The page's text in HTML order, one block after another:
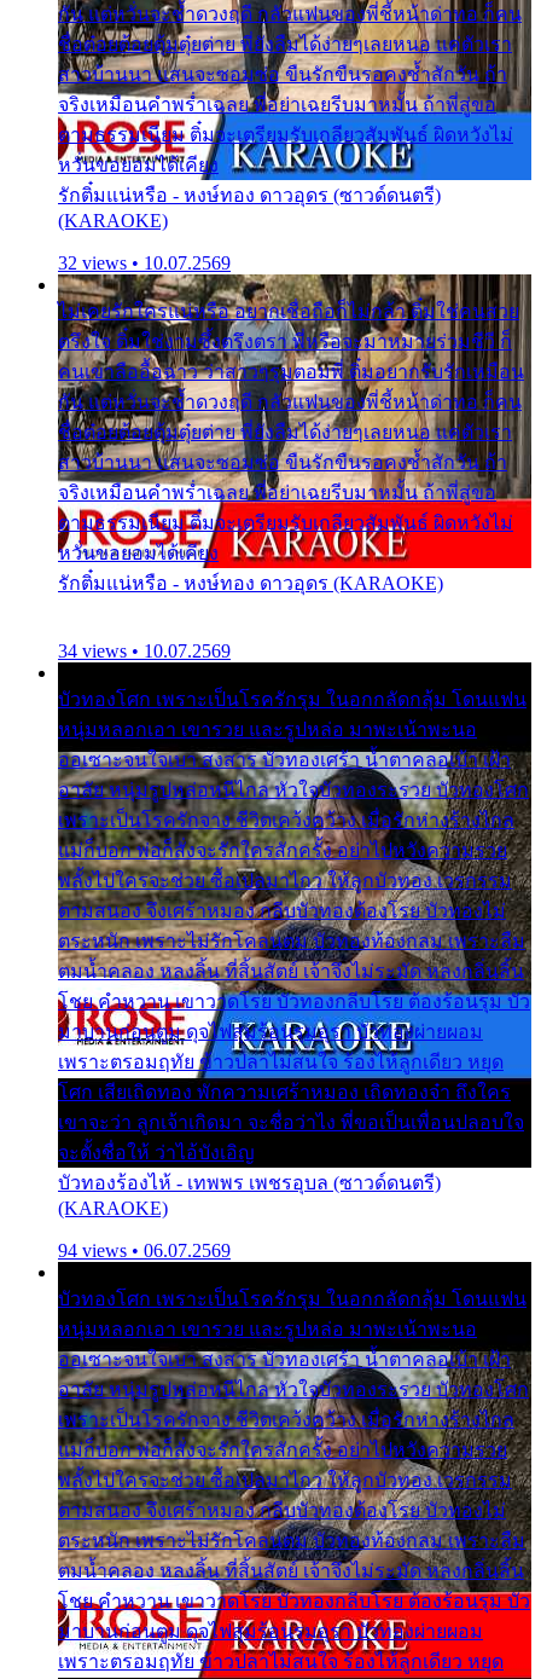
กัน แต่หวั่นจะช้ำดวงฤดี กลัวแฟนของพี่ชี้หน้าด่าทอ ก็คน
ชื่อต๋อยต้อยตุ้มตุ๋ยต่าย พี่ยังลืมได้ง่ายๆเลยหนอ แค่ตัวเรา
สาวบ้านนา แสนจะซอมซ่อ ขืนรักขืนรอคงช้ำสักวัน ถ้า
จริงเหมือนคำพร่ำเฉลย พี่อย่าเฉยรีบมาหมั้น ถ้าพี่สู่ขอ
ตามธรรมเนียม ติ๋มจะเตรียมรับเกลียวสัมพันธ์ ผิดหวังไม่
หวั่นขอยอมได้เคียง
รักติ๋มแน่หรือ - หงษ์ทอง ดาวอุดร (ซาวด์ดนตรี)
(KARAOKE)
32 views • 10.07.2569
ไม่เคยรักใครแน่หรือ อยากเชื่อถือก็ไม่กล้า ติ๋มใช่คนสวย
ตรึงใจ ติ๋มใช่งามซึ้งตรึงตรา พี่หรือจะมาหมายร่วมชีวี ก็
คนเขาลืออื้อฉาว ว่าสาวๆรุมตอมพี่ ติ๋มอยากรับรักเหมือน
กัน แต่หวั่นจะช้ำดวงฤดี กลัวแฟนของพี่ชี้หน้าด่าทอ ก็คน
ชื่อต๋อยต้อยตุ้มตุ๋ยต่าย พี่ยังลืมได้ง่ายๆเลยหนอ แค่ตัวเรา
สาวบ้านนา แสนจะซอมซ่อ ขืนรักขืนรอคงช้ำสักวัน ถ้า
จริงเหมือนคำพร่ำเฉลย พี่อย่าเฉยรีบมาหมั้น ถ้าพี่สู่ขอ
ตามธรรมเนียม ติ๋มจะเตรียมรับเกลียวสัมพันธ์ ผิดหวังไม่
หวั่นขอยอมได้เคียง
รักติ๋มแน่หรือ - หงษ์ทอง ดาวอุดร (KARAOKE)
34 views • 10.07.2569
บัวทองโศก เพราะเป็นโรครักรุม ในอกกลัดกลุ้ม โดนแฟน
หนุ่มหลอกเอา เขารวย และรูปหล่อ มาพะเน้าพะนอ
ออเซาะจนใจเบา สงสาร บัวทองเศร้า น้ำตาคลอเบ้า เฝ้า
อาลัย หนุ่มรูปหล่อหนีไกล หัวใจบัวทองระรวย บัวทองโศก
เพราะเป็นโรครักจาง ชีวิตเคว้งคว้าง เมื่อรักห่างร้างไกล
แม่ก็บอก พ่อก็สั่งจะรักใครสักครั้ง อย่าไปหวังความรวย
พลั้งไปใครจะช่วย ซื้อเปลมาไกว ให้ลูกบัวทอง เวรกรรม
ตามสนอง จึงเศร้าหมอง กลีบบัวทองต้องโรย บัวทองไม่
ตระหนัก เพราะไม่รักโคลนตม บัวทองท้องกลม เพราะลืม
ตมน้ำคลอง หลงลิ้น ที่สิ้นสัตย์ เจ้าจึงไม่ระมัด หลงกลิ่นลิ้น
โชย คำหวาน เขาวาดโรย บัวทองกลีบโรย ต้องร้อนรุม บัว
มาบานก่อนตูม ดุจไฟสุมร้อนรุมอุรา บัวทองผ่ายผอม
เพราะตรอมฤทัย ข้าวปลาไม่สนใจ ร้องไห้ลูกเดียว หยุด
โศก เสียเถิดทอง พักความเศร้าหมอง เถิดทองจ๋า ถึงใคร
เขาจะว่า ลูกเจ้าเกิดมา จะชื่อว่าไง พี่ขอเป็นเพื่อนปลอบใจ
จะตั้งชื่อให้ ว่าไอ้บังเอิญ
บัวทองร้องไห้ - เทพพร เพชรอุบล (ซาวด์ดนตรี)
(KARAOKE)
94 views • 06.07.2569
บัวทองโศก เพราะเป็นโรครักรุม ในอกกลัดกลุ้ม โดนแฟน
หนุ่มหลอกเอา เขารวย และรูปหล่อ มาพะเน้าพะนอ
ออเซาะจนใจเบา สงสาร บัวทองเศร้า น้ำตาคลอเบ้า เฝ้า
อาลัย หนุ่มรูปหล่อหนีไกล หัวใจบัวทองระรวย บัวทองโศก
เพราะเป็นโรครักจาง ชีวิตเคว้งคว้าง เมื่อรักห่างร้างไกล
แม่ก็บอก พ่อก็สั่งจะรักใครสักครั้ง อย่าไปหวังความรวย
พลั้งไปใครจะช่วย ซื้อเปลมาไกว ให้ลูกบัวทอง เวรกรรม
ตามสนอง จึงเศร้าหมอง กลีบบัวทองต้องโรย บัวทองไม่
ตระหนัก เพราะไม่รักโคลนตม บัวทองท้องกลม เพราะลืม
ตมน้ำคลอง หลงลิ้น ที่สิ้นสัตย์ เจ้าจึงไม่ระมัด หลงกลิ่นลิ้น
โชย คำหวาน เขาวาดโรย บัวทองกลีบโรย ต้องร้อนรุม บัว
มาบานก่อนตูม ดุจไฟสุมร้อนรุมอุรา บัวทองผ่ายผอม
เพราะตรอมฤทัย ข้าวปลาไม่สนใจ ร้องไห้ลูกเดียว หยุด